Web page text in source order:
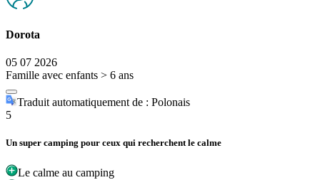
Dorota
05 07 2026
Famille avec enfants > 6 ans
Traduit automatiquement de : Polonais
5
Un super camping pour ceux qui recherchent le calme
Le calme au camping